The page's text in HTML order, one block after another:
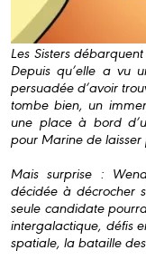
Les Sisters
Depuis qu’elle a vu
persuadée d’avoir
tombe bien, un
une place à bord
pour Marine de
Mais surprise :
décidée à décrocher
seule candidate
intergalactique, défis
spatiale, la bataille